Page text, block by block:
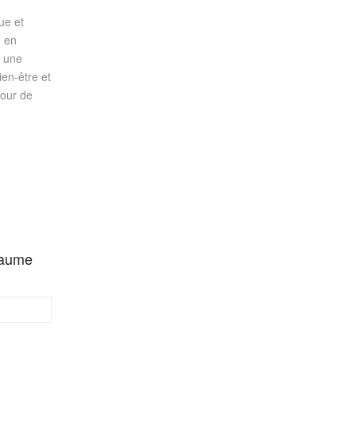
et
en
être et
de